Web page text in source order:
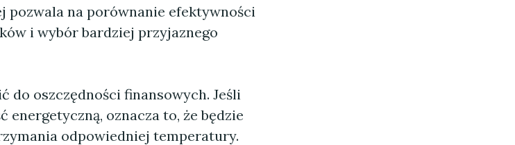
pozwala na porównanie efektywności
i wybór bardziej przyjaznego
do oszczędności finansowych. Jeśli
energetyczną, oznacza to, że będzie
odpowiedniej temperatury.